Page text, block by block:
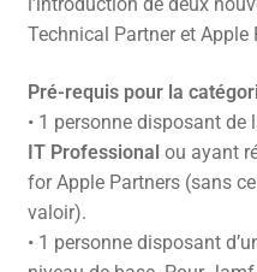
l’introduction de deux
Technical Partner et Apple
Pré-requis pour la
• 1 personne disposant de
IT Professional ou ayant
for Apple Partners (sans
valoir).
• 1 personne disposant